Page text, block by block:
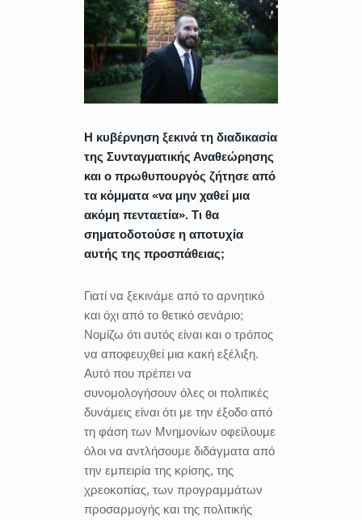
Η κυβέρνηση ξεκινά τη διαδικασία
της Συνταγματικής Αναθεώρησης
και ο πρωθυπουργός ζήτησε από
τα κόμματα «να μην χαθεί μια
ακόμη πενταετία». Τι θα
σηματοδοτούσε η αποτυχία
αυτής της προσπάθειας;
Γιατί να ξεκινάμε από το αρνητικό
και όχι από το θετικό σενάριο;
Νομίζω ότι αυτός είναι και ο τρόπος
να αποφευχθεί μια κακή εξέλιξη.
Αυτό που πρέπει να
συνομολογήσουν όλες οι πολιτικές
δυνάμεις είναι ότι με την έξοδο από
τη φάση των Μνημονίων οφείλουμε
όλοι να αντλήσουμε διδάγματα από
την εμπειρία της κρίσης, της
χρεοκοπίας, των προγραμμάτων
προσαρμογής και της πολιτικής